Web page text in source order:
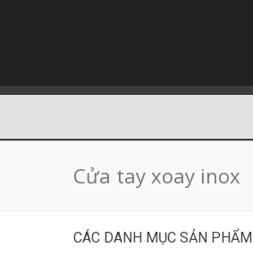
Cửa tay xoay inox
CÁC DANH MỤC SẢN PHẨM